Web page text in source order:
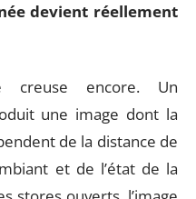
devient réellement
creuse encore. Un
une image dont la
de la distance de
et de l’état de la